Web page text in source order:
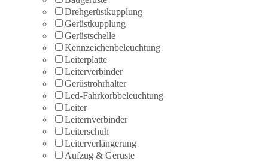
Drehgerüstkupplung
Gerüstkupplung
Gerüstschelle
Kennzeichenbeleuchtung
Leiterplatte
Leiterverbinder
Gerüstrohrhalter
Led-Fahrkorbbeleuchtung
Leiter
Leiternverbinder
Leiterschuh
Leiterverlängerung
Aufzug & Gerüste